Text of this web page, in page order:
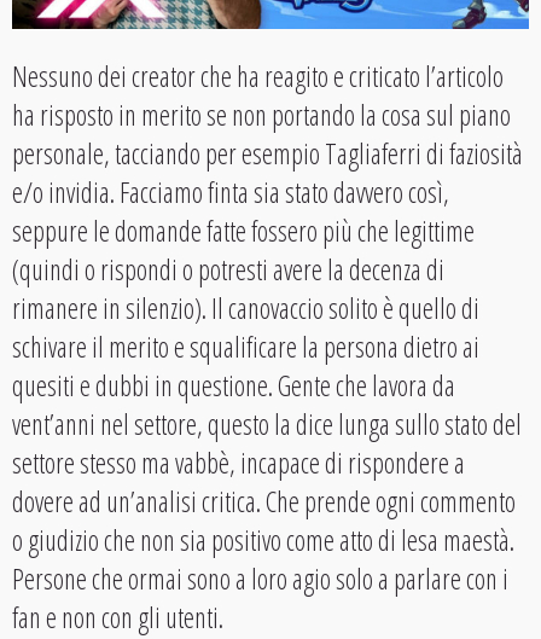
Nessuno dei creator che ha reagito e criticato l’articolo
ha risposto in merito se non portando la cosa sul piano
personale, tacciando per esempio Tagliaferri di faziosità
e/o invidia. Facciamo finta sia stato davvero così,
seppure le domande fatte fossero più che legittime
(quindi o rispondi o potresti avere la decenza di
rimanere in silenzio). Il canovaccio solito è quello di
schivare il merito e squalificare la persona dietro ai
quesiti e dubbi in questione. Gente che lavora da
vent’anni nel settore, questo la dice lunga sullo stato del
settore stesso ma vabbè, incapace di rispondere a
dovere ad un’analisi critica. Che prende ogni commento
o giudizio che non sia positivo come atto di lesa maestà.
Persone che ormai sono a loro agio solo a parlare con i
fan e non con gli utenti.